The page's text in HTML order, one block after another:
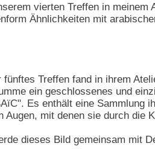
vierten Treffen in meinem
Ähnlichkeiten mit
fünftes Treffen fand in ihrem
ein geschlossenes und
Es enthält eine Sammlung
Augen, mit denen sie durch die
dieses Bild gemeinsam mit